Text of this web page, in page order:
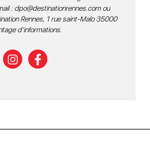
: dpo@destinationrennes.comou
Rennes, 1 rue saint-Malo 35000
d’informations.